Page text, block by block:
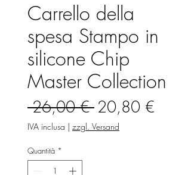
Carrello della
spesa Stampo in
silicone Chip
Master Collection
26,00 € Prezzo
regolare
20,80 €
IVA inclusa | zzgl. Versand
Quantità *